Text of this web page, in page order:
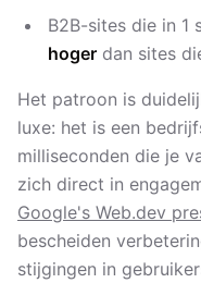
B2B-sites die in 1
hoger dan sites
Het patroon is
luxe: het is een
milliseconden die je
zich direct in
Google's Web.dev
bescheiden
stijgingen in